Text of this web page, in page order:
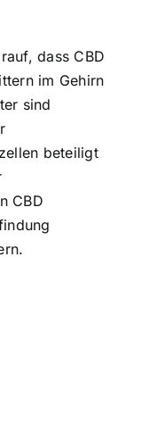
dass CBD
im Gehirn
sind
beteiligt
CBD